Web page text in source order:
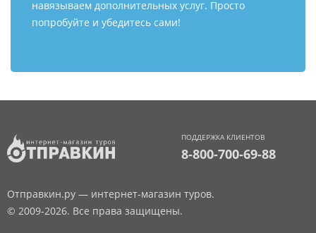
навязываем дополнительных услуг. Просто
попробуйте и убедитесь сами!
ПОДДЕРЖКА КЛИЕНТОВ
8-800-700-69-88
Отправкин.ру — интернет-магазин туров.
© 2009-2026. Все права защищены.